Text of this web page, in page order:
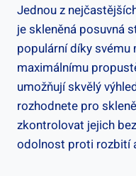
Jednou z
je skleněná posuvná
populární díky svému
maximálnímu
umožňují skvělý
rozhodnete pro
zkontrolovat jejich
odolnost proti rozbití